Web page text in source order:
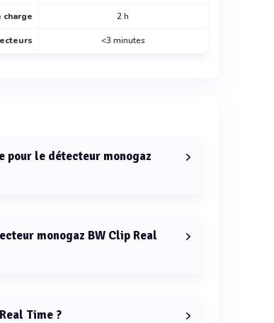
charge 2 h
<3 minutes
pour le détecteur monogaz
monogaz BW Clip Real
Time ?